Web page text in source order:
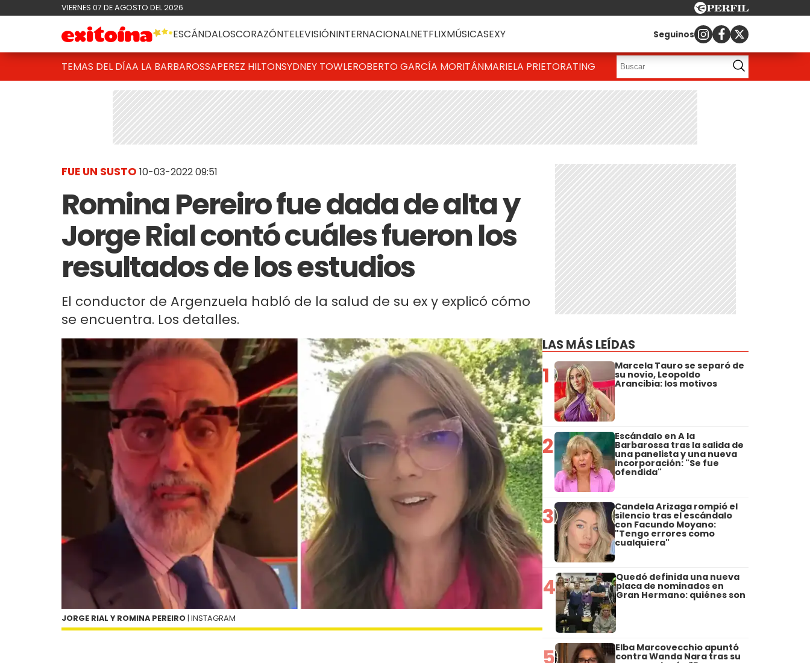
VIERNES 07 DE AGOSTO DEL 2026
ESCÁNDALOSCORAZÓNTELEVISIÓNINTERNACIONALNETFLIXMÚSICASEXY Seguinos
TEMAS DEL DÍAA LA BARBAROSSAPEREZ HILTONSYDNEY TOWLEROBERTO GARCÍA MORITÁNMARIELA PRIETORATING
FUE UN SUSTO 10-03-2022 09:51
Romina Pereiro fue dada de alta y
Jorge Rial contó cuáles fueron los
resultados de los estudios
El conductor de Argenzuela habló de la salud de su ex y explicó cómo
se encuentra. Los detalles.
JORGE RIAL Y ROMINA PEREIRO | INSTAGRAM
LAS MÁS LEÍDAS
1 Marcela Tauro se separó de
su novio, Leopoldo
Arancibia: los motivos
2 Escándalo en A la
Barbarossa tras la salida de
una panelista y una nueva
incorporación: "Se fue
ofendida"
3 Candela Arizaga rompió el
silencio tras el escándalo
con Facundo Moyano:
"Tengo errores como
cualquiera"
4 Quedó definida una nueva
placa de nominados en
Gran Hermano: quiénes son
5 Elba Marcovecchio apuntó
contra Wanda Nara tras su